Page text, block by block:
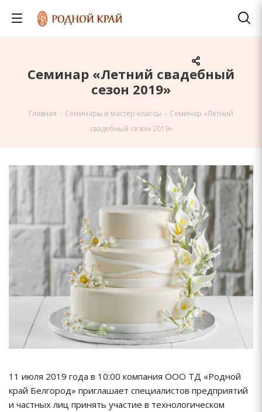
Семинар «Летний свадебный
сезон 2019»
Главная - Семинары и мастер-классы - Семинар «Летний
свадебный сезон 2019»
11 июля 2019 года в 10:00 компания ООО ТД «Родной
край Белгород» приглашает специалистов предприятий
и частных лиц принять участие в технологическом